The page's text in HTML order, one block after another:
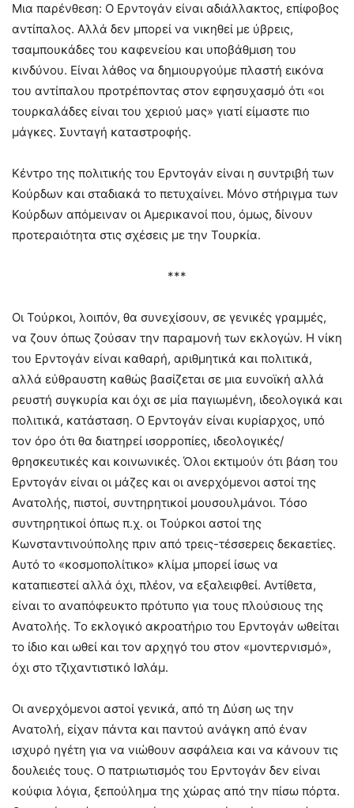
Μια παρένθεση: Ο Ερντογάν είναι αδιάλλακτος, επίφοβος
αντίπαλος. Αλλά δεν μπορεί να νικηθεί με ύβρεις,
τσαμπουκάδες του καφενείου και υποβάθμιση του
κινδύνου. Είναι λάθος να δημιουργούμε πλαστή εικόνα
του αντίπαλου προτρέποντας στον εφησυχασμό ότι «οι
τουρκαλάδες είναι του χεριού μας» γιατί είμαστε πιο
μάγκες. Συνταγή καταστροφής.
Κέντρο της πολιτικής του Ερντογάν είναι η συντριβή των
Κούρδων και σταδιακά το πετυχαίνει. Μόνο στήριγμα των
Κούρδων απόμειναν οι Αμερικανοί που, όμως, δίνουν
προτεραιότητα στις σχέσεις με την Τουρκία.
***
Οι Τούρκοι, λοιπόν, θα συνεχίσουν, σε γενικές γραμμές,
να ζουν όπως ζούσαν την παραμονή των εκλογών. Η νίκη
του Ερντογάν είναι καθαρή, αριθμητικά και πολιτικά,
αλλά εύθραυστη καθώς βασίζεται σε μια ευνοϊκή αλλά
ρευστή συγκυρία και όχι σε μία παγιωμένη, ιδεολογικά και
πολιτικά, κατάσταση. Ο Ερντογάν είναι κυρίαρχος, υπό
τον όρο ότι θα διατηρεί ισορροπίες, ιδεολογικές/
θρησκευτικές και κοινωνικές. Όλοι εκτιμούν ότι βάση του
Ερντογάν είναι οι μάζες και οι ανερχόμενοι αστοί της
Ανατολής, πιστοί, συντηρητικοί μουσουλμάνοι. Τόσο
συντηρητικοί όπως π.χ. οι Τούρκοι αστοί της
Κωνσταντινούπολης πριν από τρεις-τέσσερεις δεκαετίες.
Αυτό το «κοσμοπολίτικο» κλίμα μπορεί ίσως να
καταπιεστεί αλλά όχι, πλέον, να εξαλειφθεί. Αντίθετα,
είναι το αναπόφευκτο πρότυπο για τους πλούσιους της
Ανατολής. Το εκλογικό ακροατήριο του Ερντογάν ωθείται
το ίδιο και ωθεί και τον αρχηγό του στον «μοντερνισμό»,
όχι στο τζιχαντιστικό Ισλάμ.
Οι ανερχόμενοι αστοί γενικά, από τη Δύση ως την
Ανατολή, είχαν πάντα και παντού ανάγκη από έναν
ισχυρό ηγέτη για να νιώθουν ασφάλεια και να κάνουν τις
δουλειές τους. Ο πατριωτισμός του Ερντογάν δεν είναι
κούφια λόγια, ξεπούλημα της χώρας από την πίσω πόρτα.